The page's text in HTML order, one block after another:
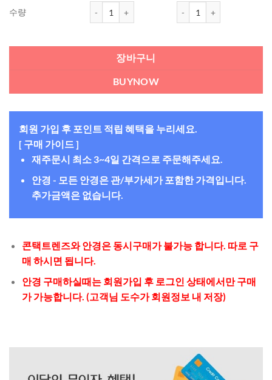
수량
장바구니
BUYNOW
회원 가입 후 포인트 적립 혜택을 누리세요.
[ 구매 가이드 ]
재주문시 최소 3~4일 간격으로 주문해주세요.
안경 - 모든 안경은 관/부가세가 포함한 가격입니다.
추가금액은 없습니다.
콘택트렌즈와 안경은 동시구매가 불가능 합니다. 따로 구
매 하시면 됩니다.
안경 구매하실때는 회원가입 후 로그인 상태에서만 구매
가 가능합니다. (고객님 도수가 회원정보 내 저장)